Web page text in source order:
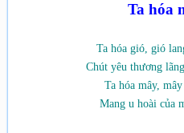
Ta hóa
Ta hóa gió, gió
Chút yêu thương
Ta hóa mây,
Mang u hoài của